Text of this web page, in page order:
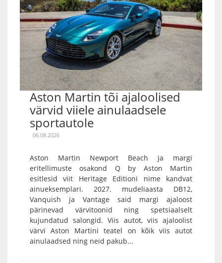
Aston Martin tõi ajaloolised
värvid viiele ainulaadsele
sportautole
06.08.2026
Aston Martin Newport Beach ja margi
eritellimuste osakond Q by Aston Martin
esitlesid viit Heritage Editioni nime kandvat
ainueksemplari. 2027. mudeliaasta DB12,
Vanquish ja Vantage said margi ajaloost
pärinevad värvitoonid ning spetsiaalselt
kujundatud salongid. Viis autot, viis ajaloolist
värvi Aston Martini teatel on kõik viis autot
ainulaadsed ning neid pakub...